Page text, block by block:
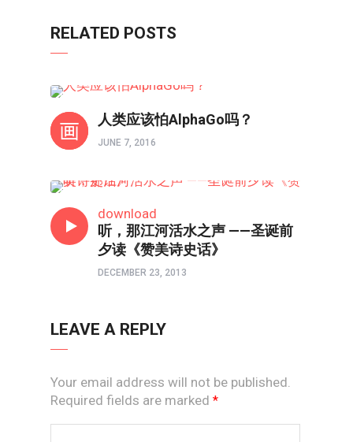
RELATED POSTS
人类应该怕AlphaGo吗？
JUNE 7, 2016
download
听，那江河活水之声 ——圣诞前
夕读《赞美诗史话》
DECEMBER 23, 2013
LEAVE A REPLY
Your email address will not be published.
Required fields are marked *